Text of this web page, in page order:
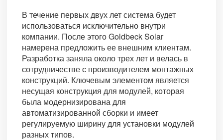
В течение первых двух лет система будет
использоваться исключительно внутри
компании. После этого Goldbeck Solar
намерена предложить ее внешним клиентам.
Разработка заняла около трех лет и велась в
сотрудничестве с производителем монтажных
конструкций. Ключевым элементом является
несущая конструкция для модулей, которая
была модернизирована для
автоматизированной сборки и имеет
регулируемую ширину для установки модулей
разных типов.